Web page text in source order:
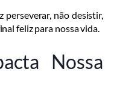
perseverar, não desistir,
feliz para nossa vida.
Nossa